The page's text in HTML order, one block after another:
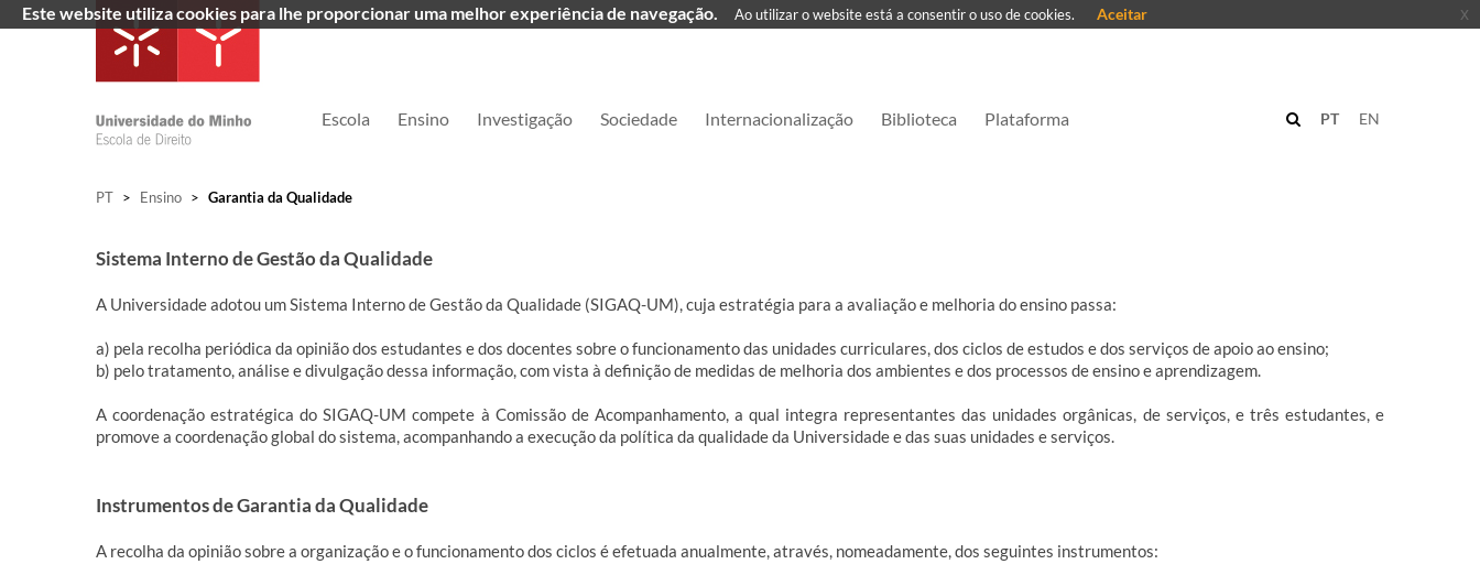
Escola Ensino Investigação Sociedade Internacionalização Biblioteca Plataforma EN
PT
PT > Ensino > Garantia da Qualidade
Sistema Interno de Gestão da Qualidade
A Universidade adotou um Sistema Interno de Gestão da Qualidade (SIGAQ-UM), cuja estratégia para a avaliação e melhoria do ensino passa:
a) pela recolha periódica da opinião dos estudantes e dos docentes sobre o funcionamento das unidades curriculares, dos ciclos de estudos e dos serviços de apoio ao ensino;
b) pelo tratamento, análise e divulgação dessa informação, com vista à definição de medidas de melhoria dos ambientes e dos processos de ensino e aprendizagem.
A coordenação estratégica do SIGAQ-UM compete à Comissão de Acompanhamento, a qual integra representantes das unidades orgânicas, de serviços, e três estudantes, e
promove a coordenação global do sistema, acompanhando a execução da política da qualidade da Universidade e das suas unidades e serviços.
Instrumentos de Garantia da Qualidade
A recolha da opinião sobre a organização e o funcionamento dos ciclos é efetuada anualmente, através, nomeadamente, dos seguintes instrumentos:
Este website utiliza cookies para lhe proporcionar uma melhor experiência de navegação. Ao utilizar o website está a consentir o uso de cookies. Aceitar x